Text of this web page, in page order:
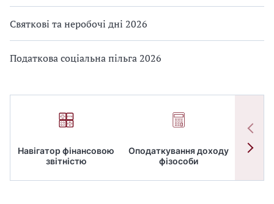
Святкові та неробочі дні 2026
Податкова соціальна пільга 2026
Навігатор фінансовою
звітністю
Оподаткування доходу
фізособи